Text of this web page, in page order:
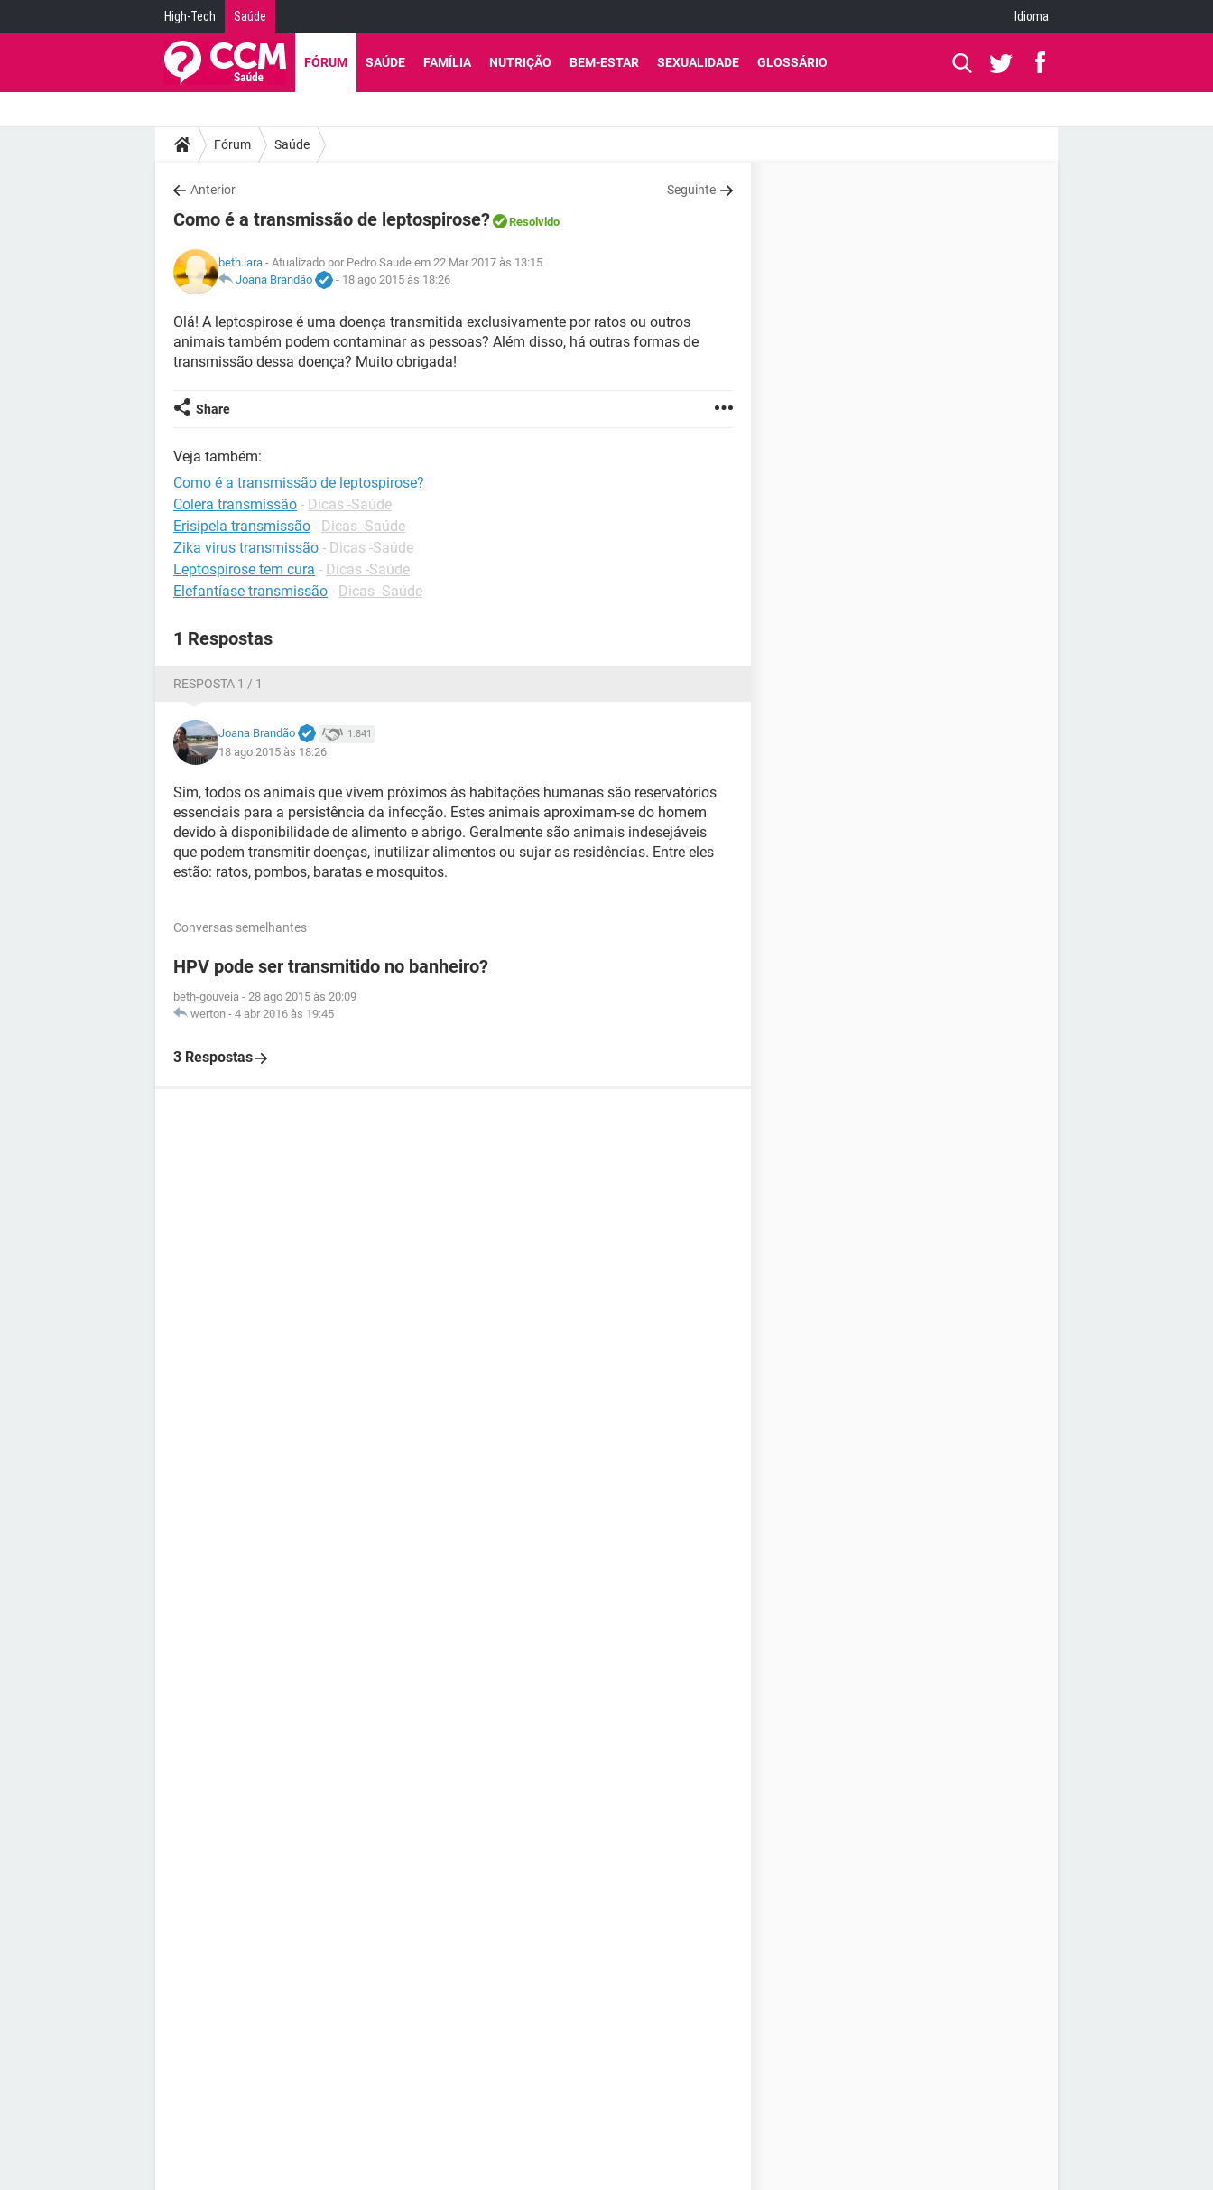
High-Tech Saúde Idioma
FÓRUM SAÚDE FAMÍLIA NUTRIÇÃO BEM-ESTAR SEXUALIDADE GLOSSÁRIO
Fórum Saúde
Anterior Seguinte
Como é a transmissão de leptospirose? Resolvido
beth.lara - Atualizado por Pedro.Saude em 22 Mar 2017 às 13:15
Joana Brandão
- 18 ago 2015 às 18:26
Olá! A leptospirose é uma doença transmitida exclusivamente por ratos ou outros
animais também podem contaminar as pessoas? Além disso, há outras formas de
transmissão dessa doença? Muito obrigada!
Share
Veja também:
Como é a transmissão de leptospirose?
Colera transmissão - Dicas -Saúde
Erisipela transmissão - Dicas -Saúde
Zika virus transmissão - Dicas -Saúde
Leptospirose tem cura - Dicas -Saúde
Elefantíase transmissão - Dicas -Saúde
1 Respostas
RESPOSTA 1 / 1
Joana Brandão 1.841
18 ago 2015 às 18:26
Sim, todos os animais que vivem próximos às habitações humanas são reservatórios
essenciais para a persistência da infecção. Estes animais aproximam-se do homem
devido à disponibilidade de alimento e abrigo. Geralmente são animais indesejáveis
que podem transmitir doenças, inutilizar alimentos ou sujar as residências. Entre eles
estão: ratos, pombos, baratas e mosquitos.
Conversas semelhantes
HPV pode ser transmitido no banheiro?
beth-gouveia - 28 ago 2015 às 20:09
werton - 4 abr 2016 às 19:45
3 Respostas